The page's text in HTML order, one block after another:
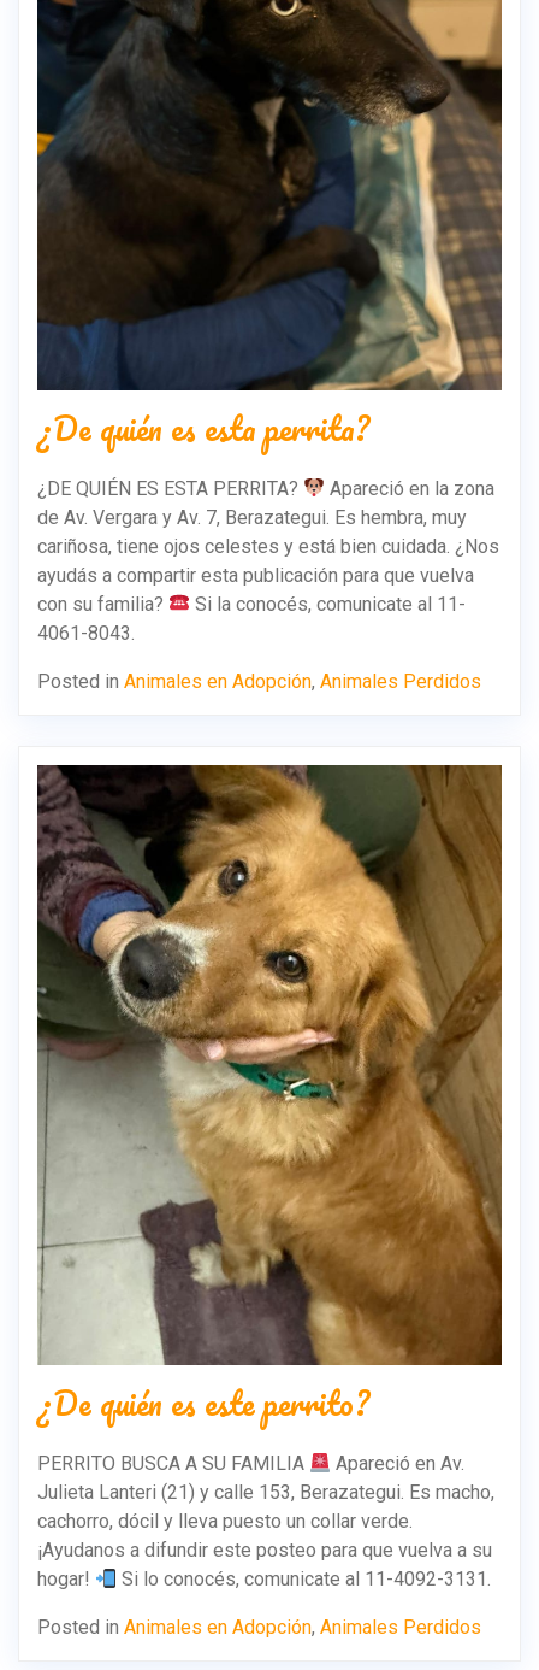
¿De quién es esta perrita?
¿DE QUIÉN ES ESTA PERRITA?
Apareció en la zona
de Av. Vergara y Av. 7, Berazategui. Es hembra, muy
cariñosa, tiene ojos celestes y está bien cuidada. ¿Nos
ayudás a compartir esta publicación para que vuelva
con su familia?
Si la conocés, comunicate al 11-
4061-8043.
Posted in Animales en Adopción, Animales Perdidos
¿De quién es este perrito?
PERRITO BUSCA A SU FAMILIA
Apareció en Av.
Julieta Lanteri (21) y calle 153, Berazategui. Es macho,
cachorro, dócil y lleva puesto un collar verde.
¡Ayudanos a difundir este posteo para que vuelva a su
hogar!
Si lo conocés, comunicate al 11-4092-3131.
Posted in Animales en Adopción, Animales Perdidos